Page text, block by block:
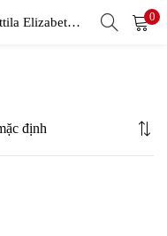
Tagged: "Dây curoa xe máy Attila Elizabeth Fi" 0